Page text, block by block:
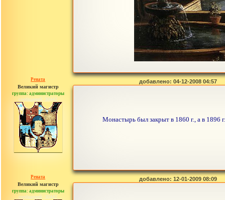
Рената
Великий магистр
группа: администраторы
сообщений: 30442
добавлено: 04-12-2008 04:57
Монастырь был закрыт в 1860 г., а в 1896
Рената
Великий магистр
группа: администраторы
сообщений: 30442
добавлено: 12-01-2009 08:09